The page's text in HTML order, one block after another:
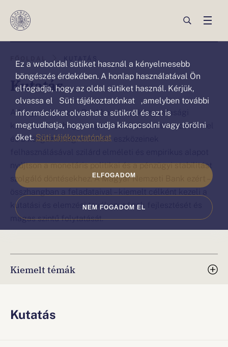
Ez a weboldal sütiket („cookie”)
használ
Ez a weboldal sütiket használ a kényelmesebb
böngészés érdekében. A honlap használatával Ön
elfogadja, hogy az oldal sütiket használ. Kérjük,
olvassa el Süti tájékoztatónkat ,amelyben további
információkat olvashat a sütikről és azt is
megtudhatja, hogyan tudja kikapcsolni vagy törölni
őket. Süti tájékoztatónkat
NEM FOGADOM EL
ELFOGADOM
ezen
oldalon
van:Kutatás
Kutatás
A Magyar Nemzeti Bankban folyó közgazdasági
kutatás célja, hogy magas szintű elméleti modellekkel
és a közgazdasági elemzés eszközeinek
nyújtson a monetáris politikai és a pénzügyi stabilitást
szolgáló döntésekhez. A Magyar Nemzeti Bank ezért –
összhangban a feladataival – kiemelt célként kezeli a
kutatási és elemzési tevékenységek fejlesztését és
magas szintű folytatását.
Ön
ezen
az
oldalon
van.
Kiemelt témák
Kutatás